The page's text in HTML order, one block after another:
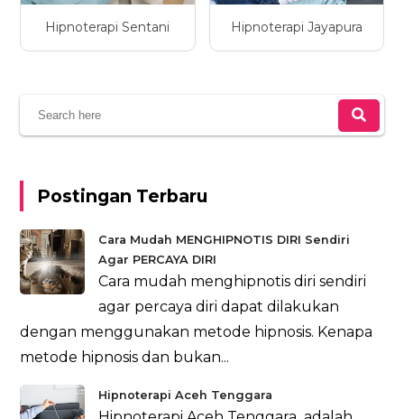
Hipnoterapi Sentani Hipnoterapi Jayapura
Postingan Terbaru
Cara Mudah MENGHIPNOTIS DIRI Sendiri
Agar PERCAYA DIRI
Cara mudah menghipnotis diri sendiri
agar percaya diri dapat dilakukan
dengan menggunakan metode hipnosis. Kenapa
metode hipnosis dan bukan...
Hipnoterapi Aceh Tenggara